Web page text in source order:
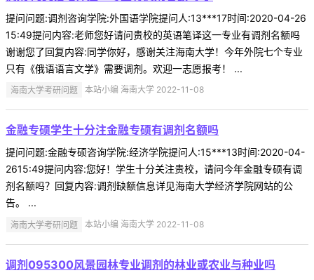
提问问题:调剂咨询学院:外国语学院提问人:13***17时间:2020-04-26
15:49提问内容:老师您好请问贵校的英语笔译这一专业有调剂名额吗
谢谢您了回复内容:同学你好，感谢关注海南大学！今年外院七个专业
只有《俄语语言文学》需要调剂。欢迎一志愿报考！ ...
海南大学考研问题 本站小编 海南大学 2022-11-08
金融专硕学生十分注金融专硕有调剂名额吗
提问问题:金融专硕咨询学院:经济学院提问人:15***13时间:2020-04-
2615:49提问内容:您好！学生十分关注贵校，请问今年金融专硕有调
剂名额吗？回复内容:调剂缺额信息详见海南大学经济学院网站的公
告。 ...
海南大学考研问题 本站小编 海南大学 2022-11-08
调剂095300风景园林专业调剂的林业或农业与种业吗